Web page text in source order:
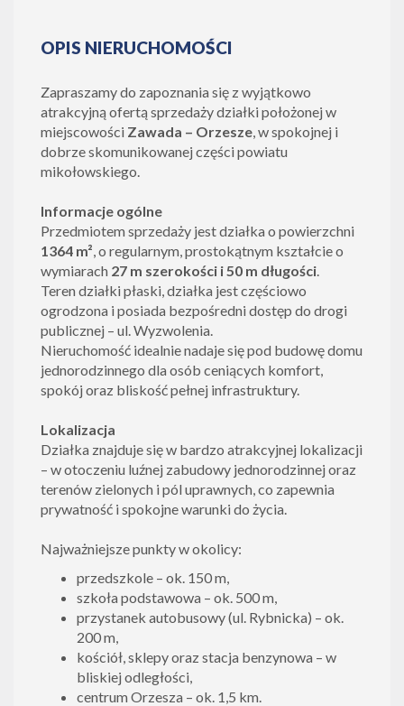
OPIS NIERUCHOMOŚCI
Zapraszamy do zapoznania się z wyjątkowo
atrakcyjną ofertą sprzedaży działki położonej w
miejscowości Zawada – Orzesze, w spokojnej i
dobrze skomunikowanej części powiatu
mikołowskiego.
Informacje ogólne
Przedmiotem sprzedaży jest działka o powierzchni
1364 m², o regularnym, prostokątnym kształcie o
wymiarach 27 m szerokości i 50 m długości.
Teren działki płaski, działka jest częściowo
ogrodzona i posiada bezpośredni dostęp do drogi
publicznej – ul. Wyzwolenia.
Nieruchomość idealnie nadaje się pod budowę domu
jednorodzinnego dla osób ceniących komfort,
spokój oraz bliskość pełnej infrastruktury.
Lokalizacja
Działka znajduje się w bardzo atrakcyjnej lokalizacji
– w otoczeniu luźnej zabudowy jednorodzinnej oraz
terenów zielonych i pól uprawnych, co zapewnia
prywatność i spokojne warunki do życia.
Najważniejsze punkty w okolicy:
przedszkole – ok. 150 m,
szkoła podstawowa – ok. 500 m,
przystanek autobusowy (ul. Rybnicka) – ok.
200 m,
kościół, sklepy oraz stacja benzynowa – w
bliskiej odległości,
centrum Orzesza – ok. 1,5 km.